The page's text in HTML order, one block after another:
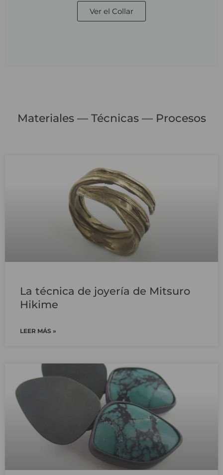
Ver el Collar
Materiales — Técnicas — Procesos
La técnica de joyería de Mitsuro
Hikime
LEER MÁS »